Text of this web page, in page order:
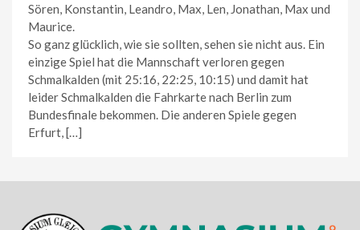
Sören, Konstantin, Leandro, Max, Len, Jonathan, Max und
Maurice.
So ganz glücklich, wie sie sollten, sehen sie nicht aus. Ein
einzige Spiel hat die Mannschaft verloren gegen
Schmalkalden (mit 25:16, 22:25, 10:15) und damit hat
leider Schmalkalden die Fahrkarte nach Berlin zum
Bundesfinale bekommen. Die anderen Spiele gegen
Erfurt, […]